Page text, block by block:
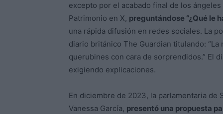
excepto por el acabado final de los
Patrimonio en X, preguntándose “¿Qué le
una rápida difusión en redes sociales. La
diario británico The Guardian titulando:
querubines con cara de sorprendidos.” El
exigiendo explicaciones.
En diciembre de 2023, la parlamentaria de
Vanessa García, presentó una propuesta